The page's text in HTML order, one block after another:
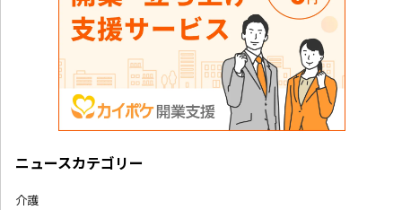
ニュースカテゴリー
介護